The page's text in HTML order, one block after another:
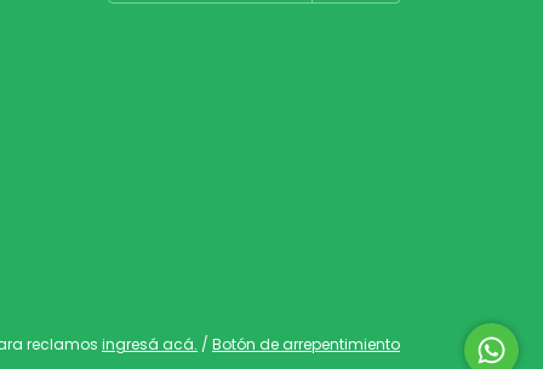
reclamos ingresá acá. / Botón de arrepentimiento